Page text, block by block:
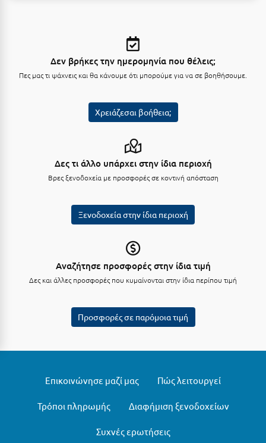
Τρίκαλα Κορινθίας
Φιλιατρά Μεσσηνίας
Φοινικούντα
Χαλκιδική
Δεν βρήκες την ημερομηνία που θέλεις;
Πες μας τι ψάχνεις και θα κάνουμε ότι μπορούμε για να σε βοηθήσουμε.
Χρειάζεσαι βοήθεια;
Δες τι άλλο υπάρχει στην ίδια περιοχή
Βρες ξενοδοχεία με προσφορές σε κοντινή απόσταση
Ξενοδοχεία στην ίδια περιοχή
Αναζήτησε προσφορές στην ίδια τιμή
Δες και άλλες προσφορές που κυμαίνονται στην ίδια περίπου τιμή
Προσφορές σε παρόμοια τιμή
Επικοινώνησε μαζί μας Πώς λειτουργεί
Τρόποι πληρωμής Διαφήμιση ξενοδοχείων
Συχνές ερωτήσεις